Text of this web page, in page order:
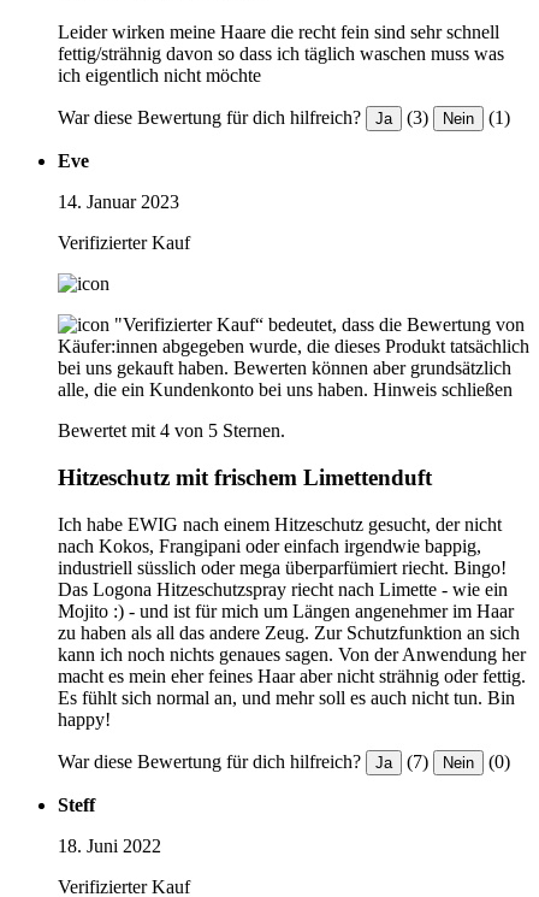
Leider wirken meine Haare die recht fein sind sehr schnell
fettig/strähnig davon so dass ich täglich waschen muss was
ich eigentlich nicht möchte
War diese Bewertung für dich hilfreich? Ja (3) Nein (1)
Eve
14. Januar 2023
Verifizierter Kauf
"Verifizierter Kauf“ bedeutet, dass die Bewertung von
Käufer:innen abgegeben wurde, die dieses Produkt tatsächlich
bei uns gekauft haben. Bewerten können aber grundsätzlich
alle, die ein Kundenkonto bei uns haben. Hinweis schließen
Bewertet mit 4 von 5 Sternen.
Hitzeschutz mit frischem Limettenduft
Ich habe EWIG nach einem Hitzeschutz gesucht, der nicht
nach Kokos, Frangipani oder einfach irgendwie bappig,
industriell süsslich oder mega überparfümiert riecht. Bingo!
Das Logona Hitzeschutzspray riecht nach Limette - wie ein
Mojito :) - und ist für mich um Längen angenehmer im Haar
zu haben als all das andere Zeug. Zur Schutzfunktion an sich
kann ich noch nichts genaues sagen. Von der Anwendung her
macht es mein eher feines Haar aber nicht strähnig oder fettig.
Es fühlt sich normal an, und mehr soll es auch nicht tun. Bin
happy!
War diese Bewertung für dich hilfreich? Ja (7) Nein (0)
Steff
18. Juni 2022
Verifizierter Kauf